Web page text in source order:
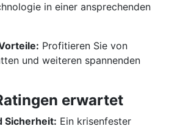
in einer ansprechenden
Profitieren Sie von
und weiteren spannenden
erwartet
Sicherheit: Ein krisenfester